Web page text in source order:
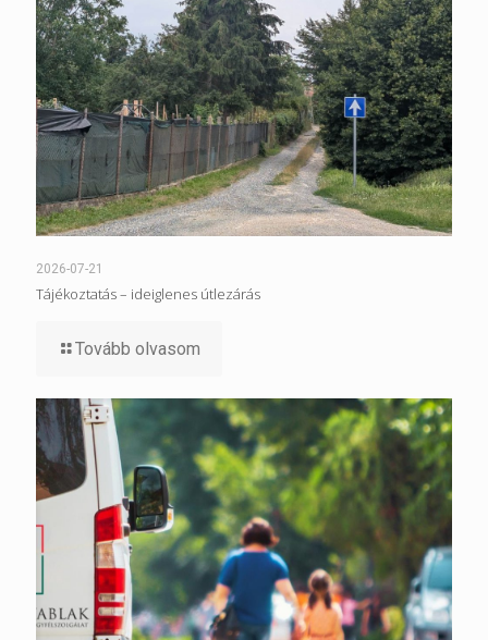
2026-07-21
Tájékoztatás – ideiglenes útlezárás
Tovább olvasom